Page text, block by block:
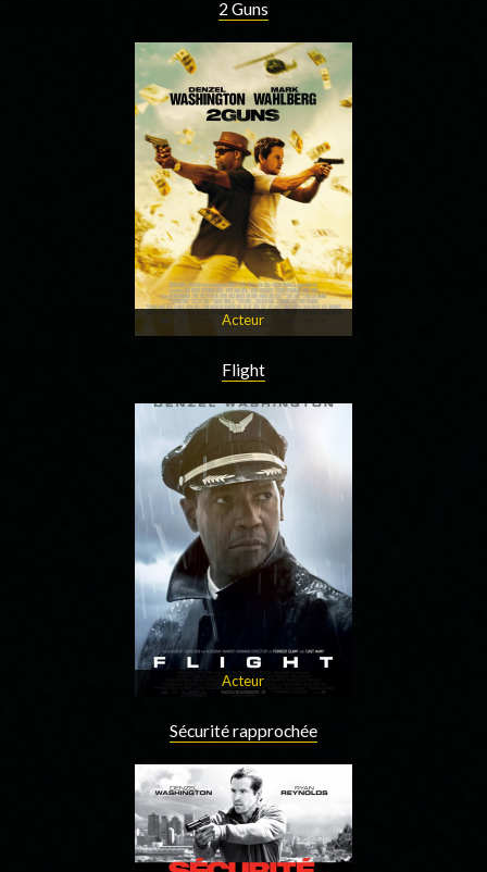
2 Guns
Acteur
Flight
Acteur
Sécurité rapprochée